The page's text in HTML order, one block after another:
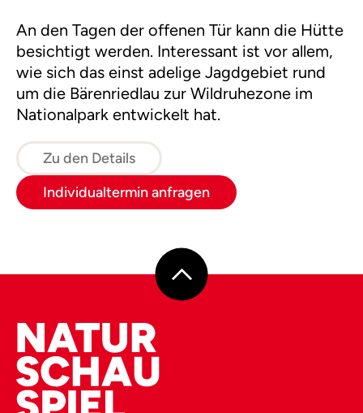
An den Tagen der offenen Tür kann die Hütte
besichtigt werden. Interessant ist vor allem,
wie sich das einst adelige Jagdgebiet rund
um die Bärenriedlau zur Wildruhezone im
Nationalpark entwickelt hat.
Zu den Details
Individualtermin anfragen